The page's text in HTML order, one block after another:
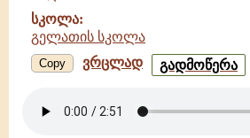
სკოლა:
გელათის სკოლა
Copy ვრცლად შენ
რომელმან
იალონი
გადმოწერა